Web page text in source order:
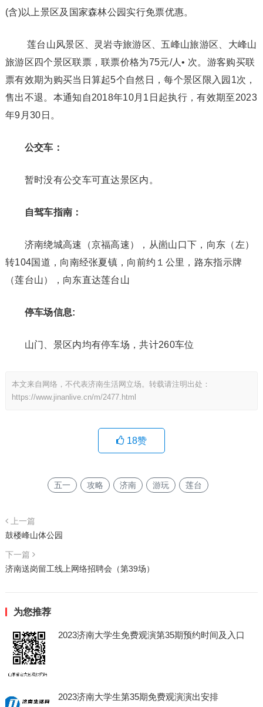
(含)以上景区及国家森林公园实行免票优惠。
莲台山风景区、灵岩寺旅游区、五峰山旅游区、大峰山
旅游区四个景区联票，联票价格为75元/人• 次。游客购买联
票有效期为购买当日算起5个自然日，每个景区限入园1次，
售出不退。本通知自2018年10月1日起执行，有效期至2023
年9月30日。
公交车：
暂时没有公交车可直达景区内。
自驾车指南：
济南绕城高速（京福高速），从崮山口下，向东（左）
转104国道，向南经张夏镇，向前约１公里，路东指示牌
（莲台山），向东直达莲台山
停车场信息:
山门、景区内均有停车场，共计260车位
本文来自网络，不代表济南生活网立场。转载请注明出处：
https://www.jinanlive.cn/m/2477.html
18赞
五一 攻略 济南 游玩 莲台
上一篇
鼓楼峰山体公园
下一篇
济南送岗留工线上网络招聘会（第39场）
为您推荐
2023济南大学生免费观演第35期预约时间及入口
2023济南大学生第35期免费观演演出安排